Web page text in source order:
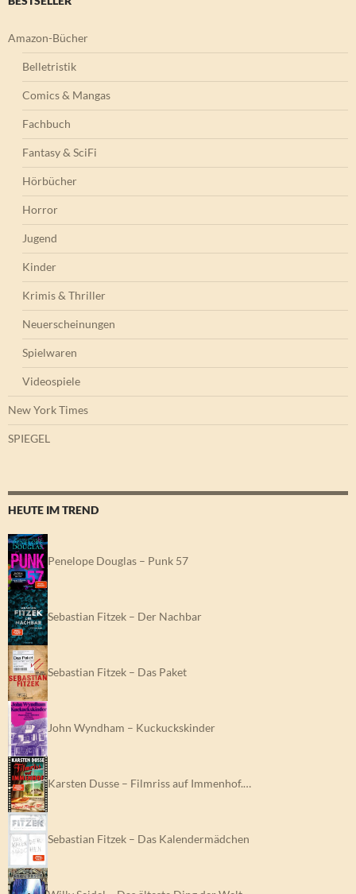
Amazon-Bücher
Belletristik
Comics & Mangas
Fachbuch
Fantasy & SciFi
Hörbücher
Horror
Jugend
Kinder
Krimis & Thriller
Neuerscheinungen
Spielwaren
Videospiele
New York Times
SPIEGEL
HEUTE IM TREND
Penelope Douglas – Punk 57
Sebastian Fitzek – Der Nachbar
Sebastian Fitzek – Das Paket
John Wyndham – Kuckuckskinder
Karsten Dusse – Filmriss auf Immenhof.…
Sebastian Fitzek – Das Kalendermädchen